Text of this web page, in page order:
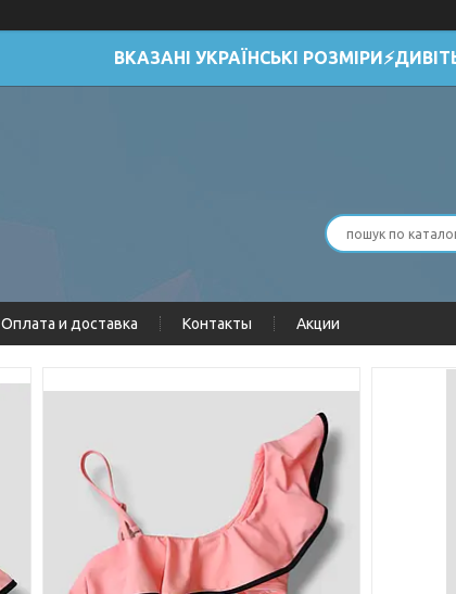
ВКАЗАНІ УКРАЇНСЬКІ
Оплата и доставка Контакты Акции